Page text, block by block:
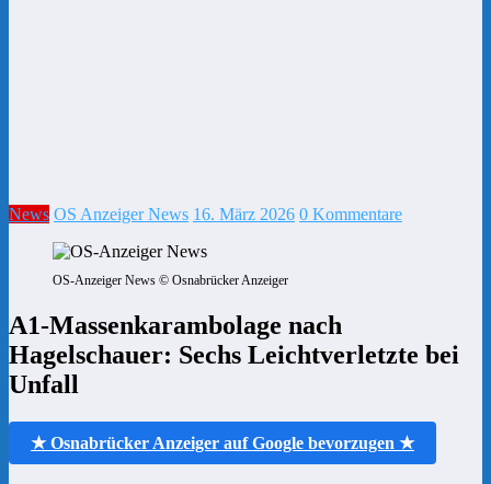
News OS Anzeiger News 16. März 2026 0 Kommentare
OS-Anzeiger News © Osnabrücker Anzeiger
A1-Massenkarambolage nach
Hagelschauer: Sechs Leichtverletzte bei
Unfall
★ Osnabrücker Anzeiger auf Google bevorzugen ★